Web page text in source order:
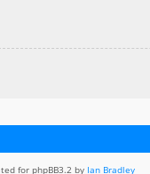
for phpBB3.2 by Ian Bradley